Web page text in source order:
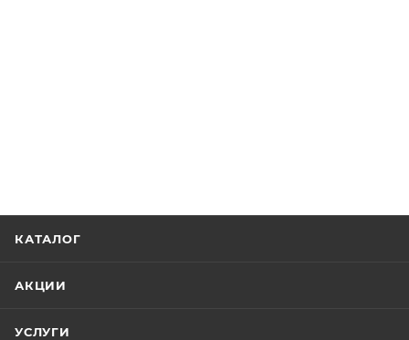
КАТАЛОГ
АКЦИИ
УСЛУГИ